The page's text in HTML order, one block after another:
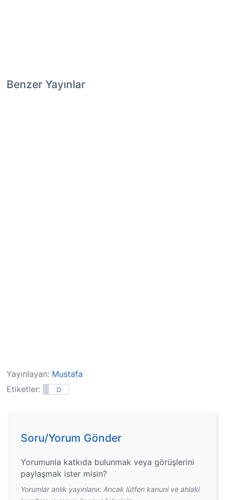
Benzer Yayınlar
Yayınlayan: Mustafa
Etiketler:
D
Soru/Yorum Gönder
Yorumunla katkıda bulunmak veya görüşlerini
paylaşmak ister misin?
Yorumlar anlık yayınlanır. Ancak lütfen kanuni ve ahlaki